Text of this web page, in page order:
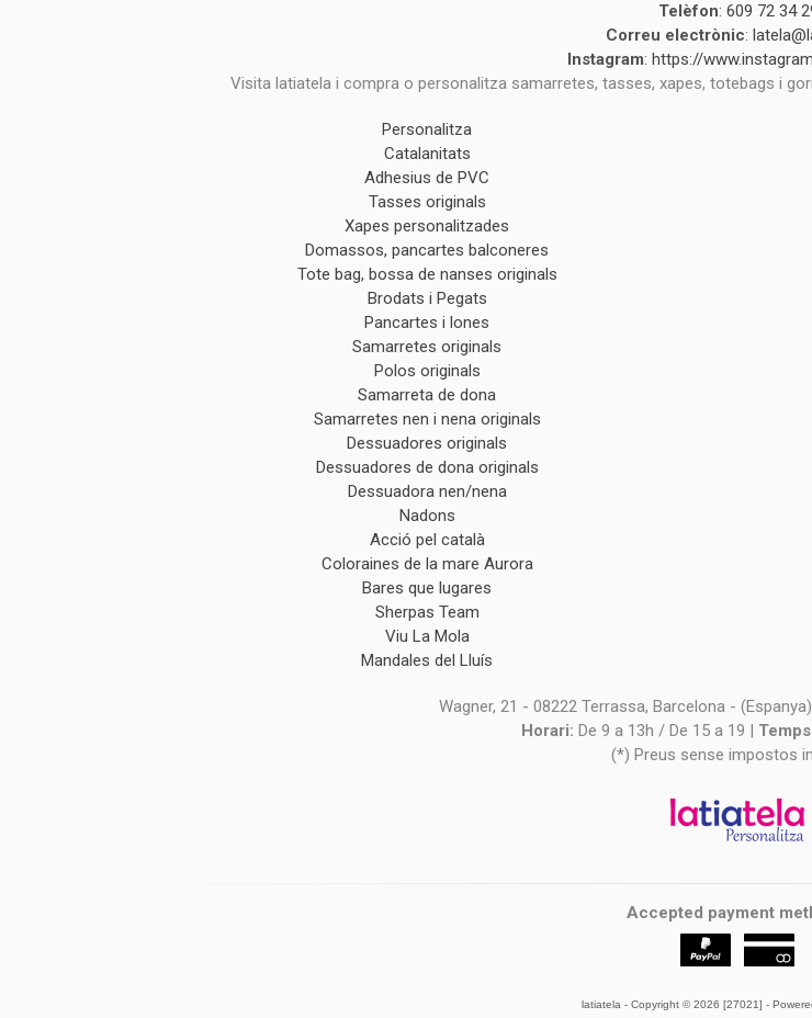
Telèfon:609 72 34
Correu electrònic:
Instagram:https://
Visita latiatela i compra o personalitza samarretes, tasses, xapes, totebags i
Personalitza
Catalanitats
Adhesius de PVC
Tasses originals
Xapes personalitzades
Domassos, pancartes balconeres
Tote bag, bossa de nanses originals
Brodats i Pegats
Pancartes i lones
Samarretes originals
Polos originals
Samarreta de dona
Samarretes nen i nena originals
Dessuadores originals
Dessuadores de dona originals
Dessuadora nen/nena
Nadons
Acció pel català
Coloraines de la mare Aurora
Bares que lugares
Sherpas Team
Viu La Mola
Mandales del Lluís
Wagner, 21 - 08222 Terrassa, Barcelona -
Horari: De 9 a 13h / De 15 a 19 |
(*) Preus sense impostos
Accepted payment
latiatela - Copyright © 2026 [27021] -